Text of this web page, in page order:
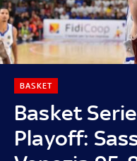
Basket
Playoff:
BASKET